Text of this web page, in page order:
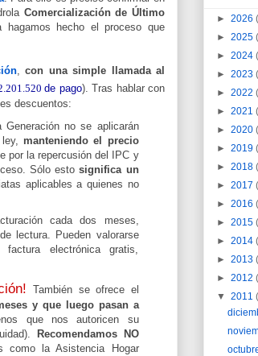
Comercialización de Último
hecho el proceso que
,con una simple llamada al
de pago). Tras hablar con
descuentos:
no se aplicarán
manteniendo el precio
por la repercusión del IPC y
Sólo estosignifica un
aplicables a quienes no
cada dos meses,
lectura. Pueden valorarse
electrónica gratis,
También se ofrece el
y que luego pasan a
que nos autoricen su
Recomendamos NO
como la Asistencia Hogar
► 2026
► 2025
► 2024
► 2023
► 2022
► 2021
► 2020
► 2019
► 2018
► 2017
► 2016
► 2015
► 2014
► 2013
► 2012
▼ 2011